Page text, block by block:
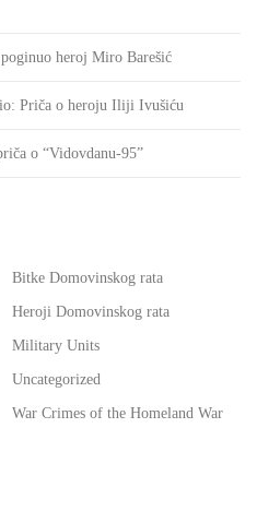
heroj Miro Barešić
Priča o heroju Iliji Ivušiću
o “Vidovdanu-95”
Bitke Domovinskog rata
Heroji Domovinskog rata
Military Units
Uncategorized
War Crimes of the Homeland War